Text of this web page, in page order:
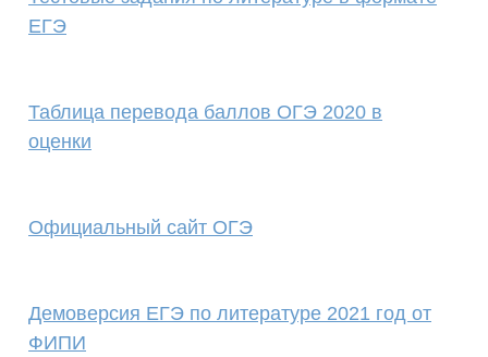
ЕГЭ
Таблица перевода баллов ОГЭ 2020 в
оценки
Официальный сайт ОГЭ
Демоверсия ЕГЭ по литературе 2021 год от
ФИПИ